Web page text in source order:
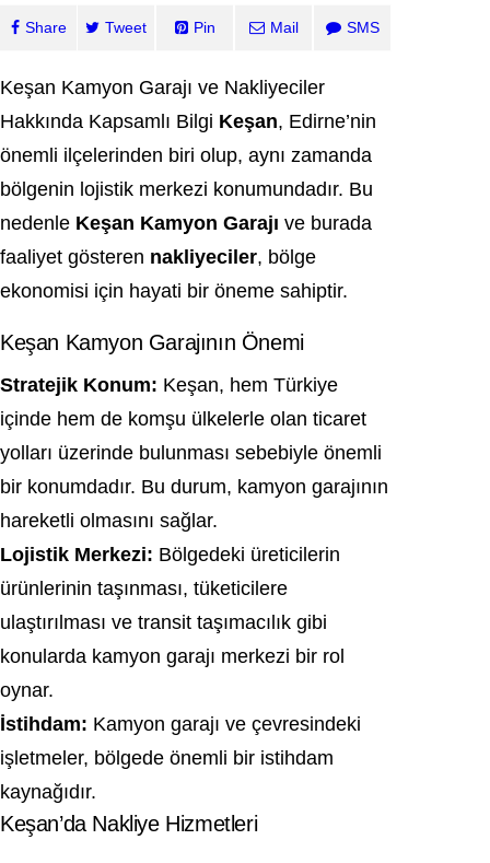
Share Tweet Pin Mail SMS
Keşan Kamyon Garajı ve Nakliyeciler
Hakkında Kapsamlı Bilgi Keşan, Edirne’nin
önemli ilçelerinden biri olup, aynı zamanda
bölgenin lojistik merkezi konumundadır. Bu
nedenle Keşan Kamyon Garajı ve burada
faaliyet gösteren nakliyeciler, bölge
ekonomisi için hayati bir öneme sahiptir.
Keşan Kamyon Garajının Önemi
Stratejik Konum: Keşan, hem Türkiye
içinde hem de komşu ülkelerle olan ticaret
yolları üzerinde bulunması sebebiyle önemli
bir konumdadır. Bu durum, kamyon garajının
hareketli olmasını sağlar.
Lojistik Merkezi: Bölgedeki üreticilerin
ürünlerinin taşınması, tüketicilere
ulaştırılması ve transit taşımacılık gibi
konularda kamyon garajı merkezi bir rol
oynar.
İstihdam: Kamyon garajı ve çevresindeki
işletmeler, bölgede önemli bir istihdam
kaynağıdır.
Keşan’da Nakliye Hizmetleri